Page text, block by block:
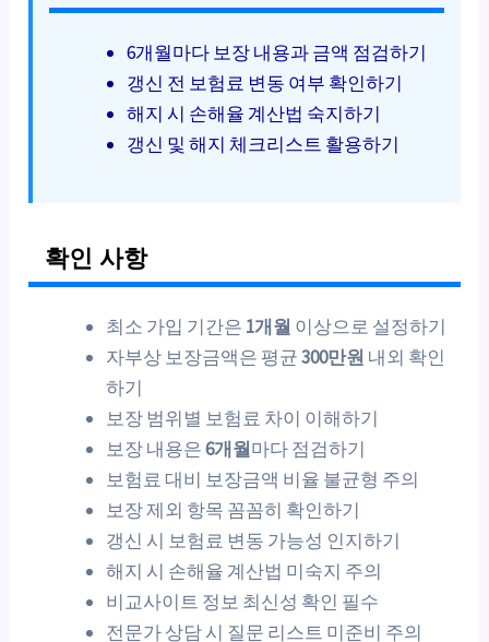
6개월마다 보장 내용과 금액 점검하기
갱신 전 보험료 변동 여부 확인하기
해지 시 손해율 계산법 숙지하기
갱신 및 해지 체크리스트 활용하기
확인 사항
최소 가입 기간은 1개월 이상으로 설정하기
자부상 보장금액은 평균300만원 내외 확인
하기
보장 범위별 보험료 차이 이해하기
보장 내용은6개월마다 점검하기
보험료 대비 보장금액 비율 불균형 주의
보장 제외 항목 꼼꼼히 확인하기
갱신 시 보험료 변동 가능성 인지하기
해지 시 손해율 계산법 미숙지 주의
비교사이트 정보 최신성 확인 필수
전문가 상담 시 질문 리스트 미준비 주의